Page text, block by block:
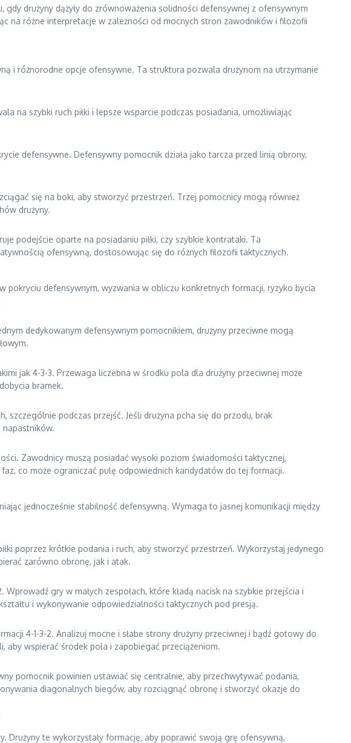
drużyny dążyły do zrównoważenia solidności defensywnej z ofensywnym
na różne interpretacje w zależności od mocnych stron zawodników i filozofii
i różnorodne opcje ofensywne. Ta struktura pozwala drużynom na utrzymanie
na szybki ruch piłki i lepsze wsparcie podczas posiadania, umożliwiając
defensywne. Defensywny pomocnik działa jako tarcza przed linią obrony,
się na boki, aby stworzyć przestrzeń. Trzej pomocnicy mogą również
drużyny.
podejście oparte na posiadaniu piłki, czy szybkie kontrataki. Ta
ofensywną, dostosowując się do różnych filozofii taktycznych.
pokryciu defensywnym, wyzwania w obliczu konkretnych formacji, ryzyko bycia
dedykowanym defensywnym pomocnikiem, drużyny przeciwne mogą
jak 4-3-3. Przewaga liczebna w środku pola dla drużyny przeciwnej może
bramek.
szczególnie podczas przejść. Jeśli drużyna pcha się do przodu, brak
napastników.
Zawodnicy muszą posiadać wysoki poziom świadomości taktycznej,
co może ograniczać pulę odpowiednich kandydatów do tej formacji.
jednocześnie stabilność defensywną. Wymaga to jasnej komunikacji między
poprzez krótkie podania i ruch, aby stworzyć przestrzeń. Wykorzystaj jedynego
zarówno obronę, jak i atak.
gry w małych zespołach, które kładą nacisk na szybkie przejścia i
i wykonywanie odpowiedzialności taktycznych pod presją.
4-1-3-2. Analizuj mocne i słabe strony drużyny przeciwnej i bądź gotowy do
aby wspierać środek pola i zapobiegać przeciążeniom.
pomocnik powinien ustawiać się centralnie, aby przechwytywać podania,
diagonalnych biegów, aby rozciągnąć obronę i stworzyć okazje do
Drużyny te wykorzystały formację, aby poprawić swoją grę ofensywną,